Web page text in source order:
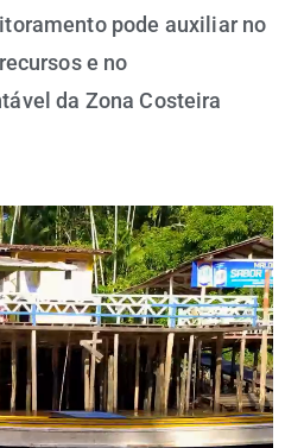
pode auxiliar no
e no
da Zona Costeira